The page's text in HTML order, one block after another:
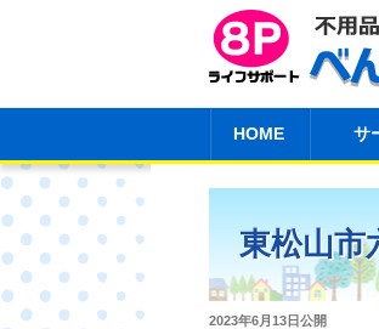
ン
へ
ス
HOME サ
東松山市
投
2023年6月13日公開